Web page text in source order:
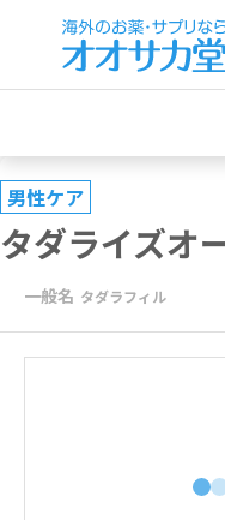
男性ケア
タダライズオ
一般名 タダラフィル